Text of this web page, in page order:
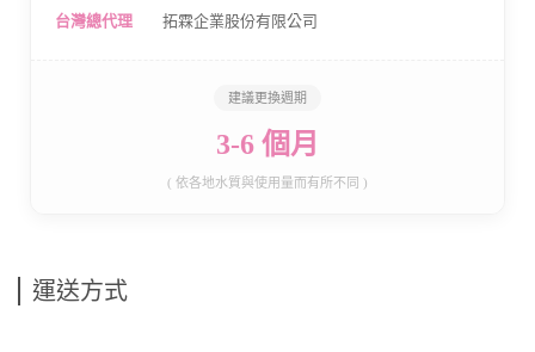
台灣總代理 拓霖企業股份有限公司
建議更換週期
3-6 個月
( 依各地水質與使用量而有所不同 )
運送方式